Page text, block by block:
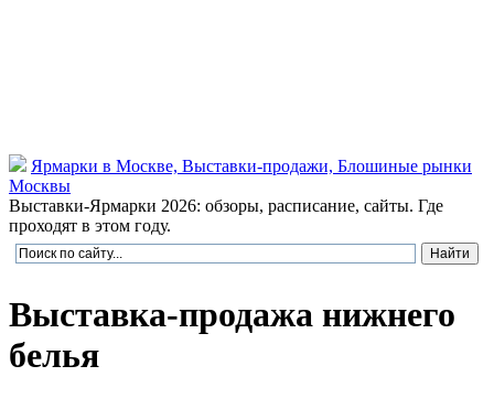
Ярмарки в Москве, Выставки-продажи, Блошиные рынки
Москвы
Выставки-Ярмарки 2026: обзоры, расписание, сайты. Где
проходят в этом году.
Выставка-продажа нижнего
белья